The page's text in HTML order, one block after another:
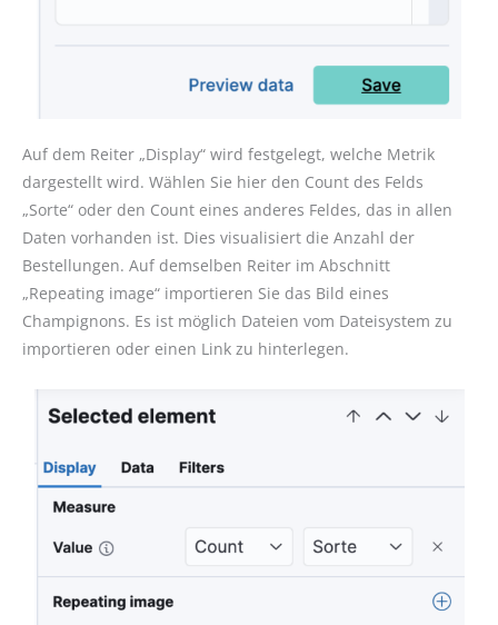
Auf dem Reiter „Display“ wird festgelegt, welche Metrik
dargestellt wird. Wählen Sie hier den Count des Felds
„Sorte“ oder den Count eines anderes Feldes, das in allen
Daten vorhanden ist. Dies visualisiert die Anzahl der
Bestellungen. Auf demselben Reiter im Abschnitt
„Repeating image“ importieren Sie das Bild eines
Champignons. Es ist möglich Dateien vom Dateisystem zu
importieren oder einen Link zu hinterlegen.